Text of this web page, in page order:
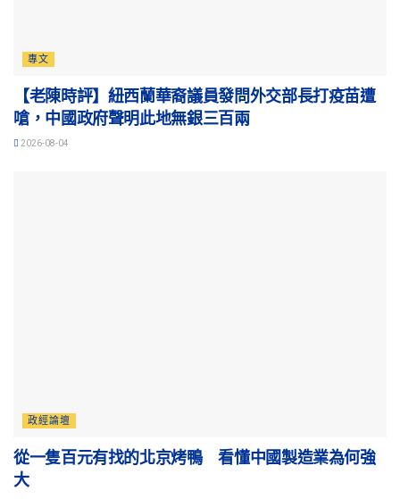
專文
【老陳時評】紐西蘭華裔議員發問外交部長打疫苗遭
嗆，中國政府聲明此地無銀三百兩
2026-08-04
政經論壇
從一隻百元有找的北京烤鴨 看懂中國製造業為何強
大